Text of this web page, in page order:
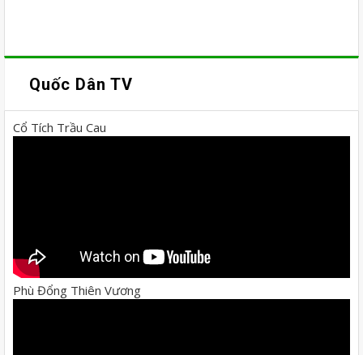
Quốc Dân TV
Cổ Tích Trầu Cau
Phù Đổng Thiên Vương